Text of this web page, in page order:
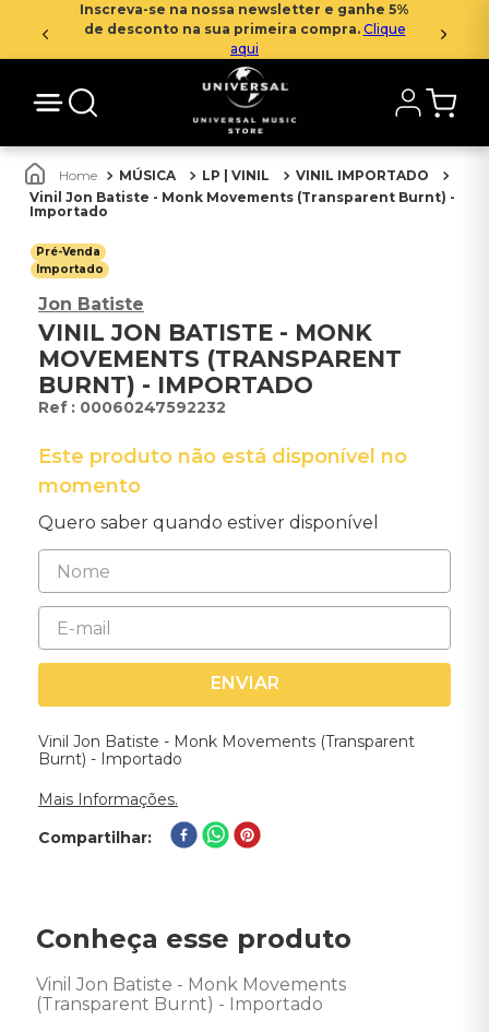
Inscreva-se na nossa newsletter e ganhe 5%
de desconto na sua primeira compra. Clique
aqui
MÚSICA LP | VINIL
VINIL IMPORTADO
Vinil Jon Batiste - Monk Movements (Transparent Burnt) -
Importado
Pré-Venda
Importado
Jon Batiste
VINIL JON BATISTE - MONK
MOVEMENTS (TRANSPARENT
BURNT) - IMPORTADO
: 00060247592232
Este produto não está disponível no
momento
Quero saber quando estiver disponível
ENVIAR
Vinil Jon Batiste - Monk Movements (Transparent
Burnt) - Importado
Mais Informações.
Compartilhar
Conheça esse produto
Vinil Jon Batiste - Monk Movements
(Transparent Burnt) - Importado